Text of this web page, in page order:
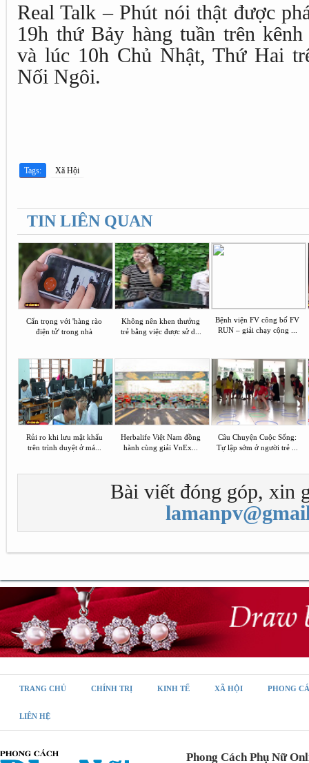
Real Talk – Phút nói thật được
19h thứ Bảy hàng tuần trên
và lúc 10h Chủ Nhật, Thứ Hai
Nối Ngôi.
Tags: Xã Hội
TIN LIÊN QUAN
Cẩn trọng với 'hàng rào
điện tử' trong nhà
Không nên khen thưởng
trẻ bằng việc được sử d...
Bệnh viện FV công bố FV
RUN – giải chạy cộng ...
Rủi ro khi lưu mật khẩu
trên trình duyệt ở má...
Herbalife Việt Nam đồng
hành cùng giải VnEx...
Câu Chuyện Cuộc Sống:
Tự lập sớm ở người trẻ ...
Bài viết đóng góp, xin
TRANG CHỦ CHÍNH TRỊ KINH TẾ XÃ HỘI PHONG
LIÊN HỆ
Phong Cách Phụ Nữ